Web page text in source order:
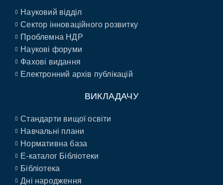
Науковий відділ
Сектор інноваційного розвитку
Проблемна НДР
Наукові форуми
Фахові видання
Електронний архів публікацій
ВИКЛАДАЧУ
Стандарти вищої освіти
Навчальні плани
Нормативна база
E-каталог Бібліотеки
Бібліотека
Дні народження